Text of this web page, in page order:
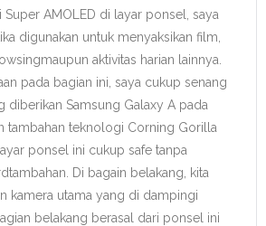
AMOLED di layar ponsel, saya
digunakan untuk menyaksikan film,
aktivitas harian lainnya.
pada bagian ini, saya cukup senang
diberikan Samsung Galaxy A pada
tambahan teknologi Corning Gorilla
ponsel ini cukup safe tanpa
Di bagain belakang, kita
kamera utama yang di dampingi
belakang berasal dari ponsel ini